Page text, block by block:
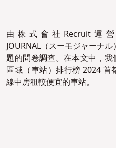
由株式會社Recruit運
JOURNAL（スーモジャーナ
題的問卷調查。在本文中，
區域（車站）排行榜 2024 首
線中房租較便宜的車站。